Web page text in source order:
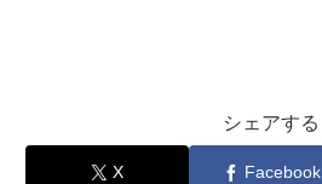
シェアする
X Facebook